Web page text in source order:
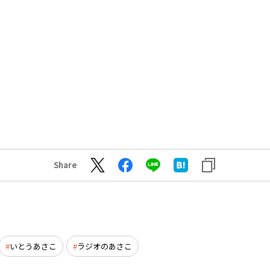
Share
いとうあさこ ラジオのあさこ